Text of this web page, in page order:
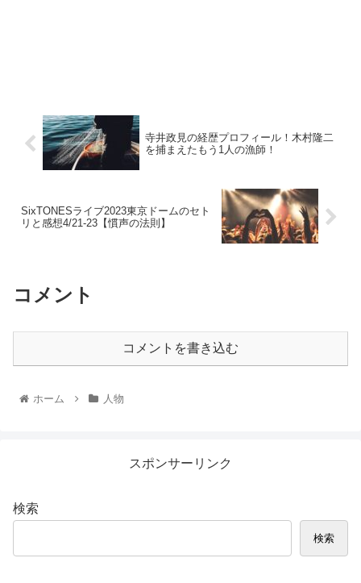
寺井政見の経歴プロフィール！木村隆二
を捕まえたもう1人の漁師！
SixTONESライブ2023東京ドームのセト
リと感想4/21-23【慣声の法則】
コメント
コメントを書き込む
ホーム 人物
スポンサーリンク
検索
検索